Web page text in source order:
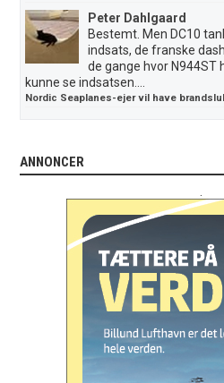
Peter Dahlgaard
Bestemt. Men DC10
indsats, de franske
de gange hvor
kunne se indsatsen....
Nordic Seaplanes-ejer vil have
ANNONCER